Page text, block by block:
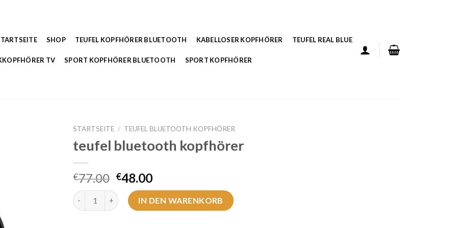
SHOP TEUFEL KOPFHÖRER BLUETOOTH KABELLOSER KOPFHÖRER TEUFEL REAL BLUE
TV SPORT KOPFHÖRER BLUETOOTH SPORT KOPFHÖRER
STARTSEITE / TEUFEL BLUETOOTH KOPFHÖRER
teufel bluetooth kopfhörer
€77.00 €48.00
teufel bluetooth kopfhörer Menge
IN DEN WARENKORB